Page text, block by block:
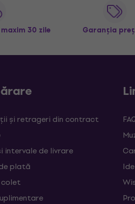
30 zile Garanția
și retrageri din contract
intervale de livrare
plată
colet